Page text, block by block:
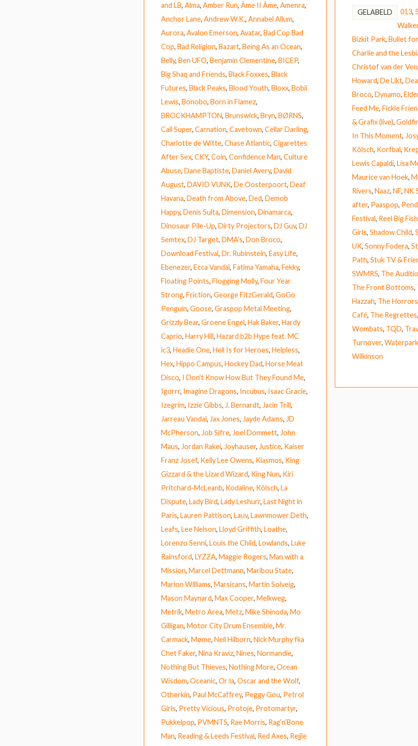
and LB, Alma, Amber Run, Âme II Âme, Amenra,
Anchor Lane, Andrew W.K., Annabel Allum,
Aurora, Avalon Emerson, Avatar, Bad Cop Bad
Cop, Bad Religion, Bazart, Being As an Ocean,
Belly, Ben UFO, Benjamin Clementine, BICEP,
Big Shaq and Friends, Black Foxxes, Black
Futures, Black Peaks, Blood Youth, Bloxx, Bobii
Lewis, Bonobo, Born in Flamez,
BROCKHAMPTON, Brunswick, Bryn, BØRNS,
Call Super, Carnation, Cavetown, Cellar Darling,
Charlotte de Witte, Chase Atlantic, Cigarettes
After Sex, CKY, Coin, Confidence Man, Culture
Abuse, Dane Baptiste, Daniel Avery, David
August, DAVID VUNK, De Oosterpoort, Deaf
Havana, Death from Above, Ded, Demob
Happy, Denis Sulta, Dimension, Dinamarca,
Dinosaur Pile-Up, Dirty Projectors, DJ Guv, DJ
Semtex, DJ Target, DMA’s, Don Broco,
Download Festival, Dr. Rubinstein, Easy Life,
Ebenezer, Ecca Vandal, Fatima Yamaha, Fekky,
Floating Points, Flogging Molly, Four Year
Strong, Friction, George FitzGerald, GoGo
Penguin, Goose, Graspop Metal Meeting,
Grizzly Bear, Groene Engel, Hak Baker, Hardy
Caprio, Harry Hill, Hazard b2b Hype feat. MC
ic3, Headie One, Hell Is for Heroes, Helpless,
Hex, Hippo Campus, Hockey Dad, Horse Meat
Disco, I Don't Know How But They Found Me,
Igorrr, Imagine Dragons, Incubus, Isaac Gracie,
Izegrim, Izzie Gibbs, J. Bernardt, Jacin Trill,
Jarreau Vandal, Jax Jones, Jayde Adams, JD
McPherson, Job Sifre, Joel Dommett, John
Maus, Jordan Rakei, Joyhauser, Justice, Kaiser
Franz Josef, Kelly Lee Owens, Kiasmos, King
Gizzard & the Lizard Wizard, King Nun, Kiri
Pritchard-McLeanb, Kodaline, Kölsch, La
Dispute, Lady Bird, Lady Leshurr, Last Night in
Paris, Lauren Pattison, Lauv, Lawnmower Deth,
Leafs, Lee Nelson, Lloyd Griffith, Loathe,
Lorenzo Senni, Louis the Child, Lowlands, Luke
Rainsford, LYZZA, Maggie Rogers, Man with a
Mission, Marcel Dettmann, Maribou State,
Marlon Williams, Marsicans, Martin Solveig,
Mason Maynard, Max Cooper, Melkweg,
Metrik, Metro Area, Metz, Mike Shinoda, Mo
Gilligan, Motor City Drum Ensemble, Mr.
Carmack, Møme, Neil Hilborn, Nick Murphy fka
Chet Faker, Nina Kraviz, Nines, Normandie,
Nothing But Thieves, Nothing More, Ocean
Wisdom, Oceanic, Or:la, Oscar and the Wolf,
Otherkin, Paul McCaffrey, Peggy Gou, Petrol
Girls, Pretty Vicious, Protoje, Protomartyr,
Pukkelpop, PVMNTS, Rae Morris, Rag’n’Bone
Man, Reading & Leeds Festival, Red Axes, Rejjie
GELABELD 013,
Bizkit Park, Bullet
Charlie and the
Christof van der Ven,
Howard, De Likt,
Broco, Dynamo,
Feed Me, Fickle
& Grafix (live),
In This Moment,
Kölsch, Korfbal,
Lewis Capaldi, Lisa
Maurice van Hoek,
Rivers, Naaz, NF, NK
after, Paaspop,
Festival, Reel Big Fish
Girls, Shadow Child,
UK, Sonny Fodera,
Path, Stuk TV &
SWMRS, The
The Front Bottoms,
Hazzah, The Horrors
Café, The Regrettes,
Wombats, TQD,
Turnover,
Wilkinson